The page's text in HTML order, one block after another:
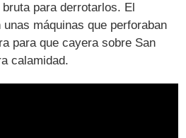
para derrotarlos. El
máquinas que perforaban
para que cayera sobre San
calamidad.